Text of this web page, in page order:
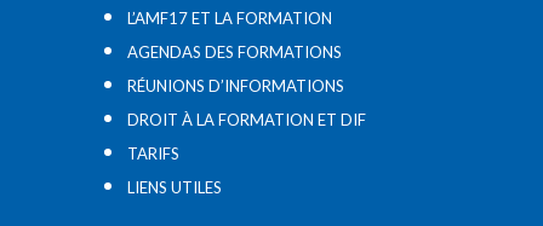
L’AMF17 ET LA FORMATION
AGENDAS DES FORMATIONS
RÉUNIONS D’INFORMATIONS
DROIT À LA FORMATION ET DIF
TARIFS
LIENS UTILES​